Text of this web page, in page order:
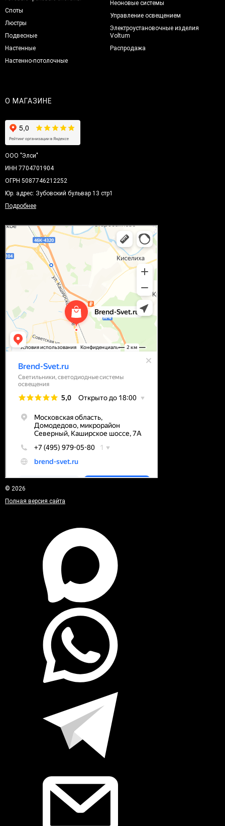
Споты
Люстры
Подвесные
Настенные
Настенно-потолочные
Неоновые системы
Управление освещением
Электроустановочные изделия
Voltum
Распродажа
О МАГАЗИНЕ
ООО "Элси"
ИНН 7704701904
ОГРН 5087746212252
Юр. адрес: Зубовский бульвар 13 стр1
Подробнее
© 2026
Полная версия сайта